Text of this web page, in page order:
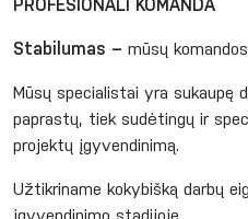
Stabilumas – mūsų
Mūsų specialistai yra
paprastų, tiek sudėtingų ir
projektų įgyvendinimą.
Užtikriname kokybišką darbų
įgyvendinimo stadijoje.